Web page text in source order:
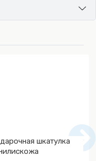
шкатулка